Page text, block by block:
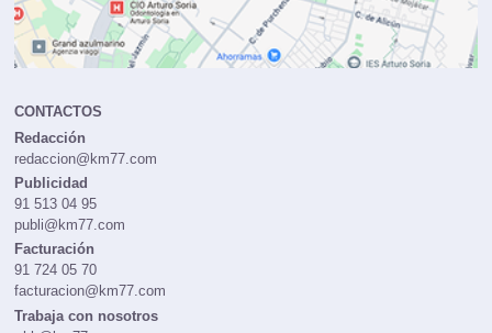
CONTACTOS
Redacción
redaccion@km77.com
Publicidad
91 513 04 95
publi@km77.com
Facturación
91 724 05 70
facturacion@km77.com
Trabaja con nosotros